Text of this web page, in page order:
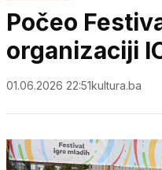
Počeo
organizaciji
01.06.2026 22:51kultura.ba